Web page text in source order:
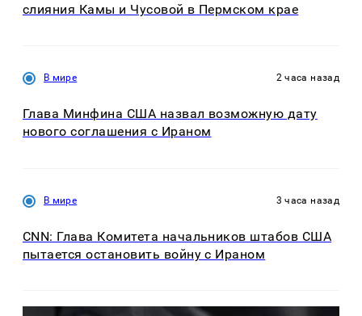
слияния Камы и Чусовой в Пермском крае
В мире 2 часа назад
Глава Минфина США назвал возможную дату
нового соглашения с Ираном
В мире 3 часа назад
CNN: Глава Комитета начальников штабов США
пытается остановить войну с Ираном